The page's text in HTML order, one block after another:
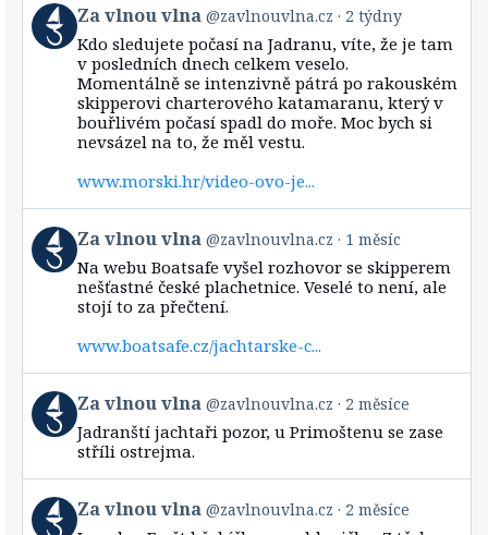
View
post
by
Bluesky
Za vlnou vlna @zavlnouvlna.cz 2 týdny
Kdo sledujete počasí na Jadranu, víte, že je tam
v posledních dnech celkem veselo.
Momentálně se intenzivně pátrá po rakouském
skipperovi charterového katamaranu, který v
bouřlivém počasí spadl do moře. Moc bych si
nevsázel na to, že měl vestu.
www.morski.hr/video-ovo-je...
View
post
by
Za vlnou vlna @zavlnouvlna.cz 1 měsíc
Na webu Boatsafe vyšel rozhovor se skipperem
nešťastné české plachetnice. Veselé to není, ale
stojí to za přečtení.
www.boatsafe.cz/jachtarske-c...
View
post
by
vlnou
vlna
on
Bluesky
Za vlnou vlna @zavlnouvlna.cz 2 měsíce
Jadranští jachtaři pozor, u Primoštenu se zase
stříli ostrejma.
View
post
Za vlnou vlna @zavlnouvlna.cz 2 měsíce